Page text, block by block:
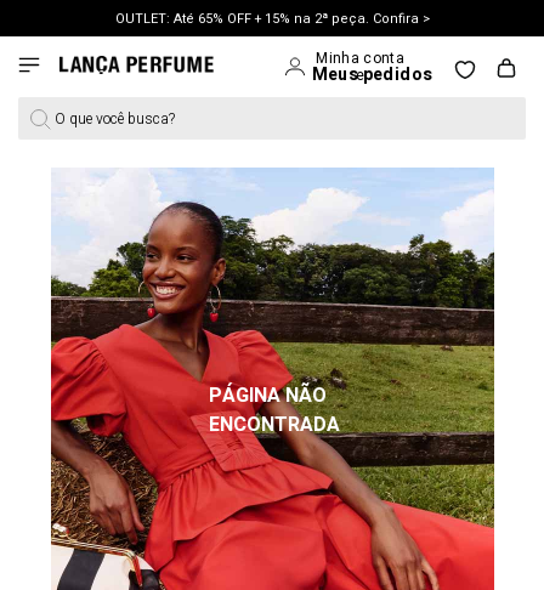
OUTLET: Até 65% OFF + 15% na 2ª peça. Confira >
LANÇAMENTO PRIMAVERA 27. Clique e aproveite.
O que você busca?
PÁGINA NÃO
ENCONTRADA